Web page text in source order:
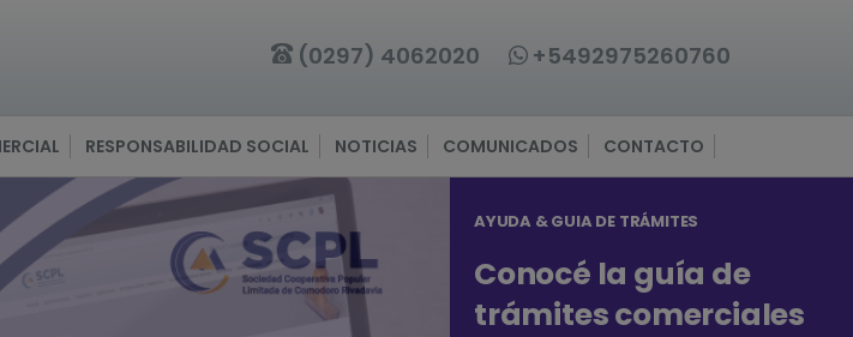
(0297) 4062020 +5492975260760
RESPONSABILIDAD SOCIAL NOTICIAS COMUNICADOS CONTACTO
AYUDA & GUIA DE TRÁMITES
Conocé la guía de
trámites comerciales